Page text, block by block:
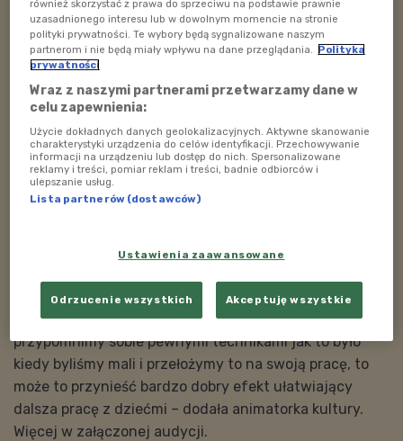
otrzymała II nagrodę w ramach Warszawskiej Nagrody
Edukacji Kulturalnej 2019. Doceniono projekt “Kreatywny
nauczyciel, Kreatywny uczeń” - interdyscyplinarną edukację
przez sztukę. - W 2010 do muzeów i instytucji kultury
zaczęłam zapraszać sportowców, grupę młodzieży, która
trenowała futbol, potem rozszerzyłam ten projekt na inne
grupy młodzieży. Dzięki temu zrozumiałam, że nigdy nie jest
za wcześnie, żeby budować w młodych ludziach środowisko
wychowania estetycznego – podsumowała
Wymyśliła więc “Pole Sztuki” czyli projekt, który ma na
przedszkoli i żłobków. - Mówimy o twórczości którą
każdy ma - każdy z nas jest twórczy, a jeśli
przypomnimy sobie pewnymi technikami jak to było
kiedy byliśmy mali i przełożymy to na swoją pracę, to
może to przynieść bardzo dobry efekt ułatwiający
dalsza pracę z dziećmi – dodała animatorka kultury.
Więcej w załączonej audycji.
również skorzystać z prawa do sprzeciwu na podstawie prawnie
uzasadnionego interesu lub w dowolnym momencie na stronie
polityki prywatności. Te wybory będą sygnalizowane naszym
partnerom i nie będą miały wpływu na dane przeglądania.
Polityka
prywatności
Wraz z naszymi partnerami przetwarzamy dane w
celu zapewnienia:
Użycie dokładnych danych geolokalizacyjnych. Aktywne skanowanie
charakterystyki urządzenia do celów identyfikacji. Przechowywanie
informacji na urządzeniu lub dostęp do nich. Spersonalizowane
reklamy i treści, pomiar reklam i treści, badnie odbiorców i
ulepszanie usług.
Lista partnerów (dostawców)
Ustawienia zaawansowane
Odrzucenie wszystkich Akceptuję wszystkie